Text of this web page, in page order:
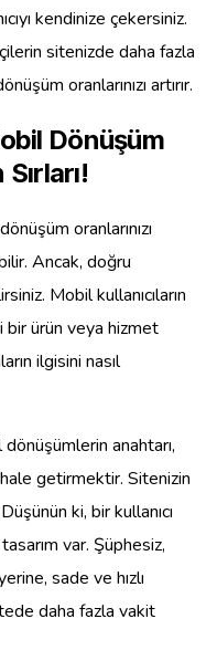
kendinize çekersiniz.
sitenizde daha fazla
oranlarınızı artırır.
Dönüşüm
oranlarınızı
Ancak, doğru
Mobil kullanıcıların
bir ürün veya hizmet
ilgisini nasıl
anahtarı,
getirmektir. Sitenizin
ki, bir kullanıcı
var. Şüphesiz,
sade ve hızlı
daha fazla vakit